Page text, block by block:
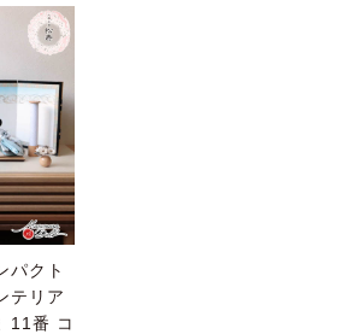
パクト
テリア
11番 コ